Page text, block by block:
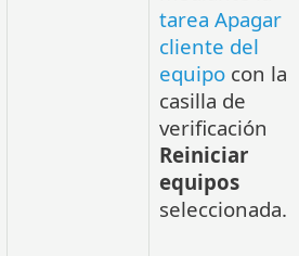
tarea Apagar
cliente del
equipo con la
casilla de
verificación
Reiniciar
equipos
seleccionada.